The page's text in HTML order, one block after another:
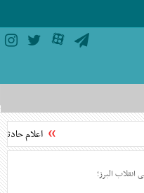
اعلام حادثه
البرز؛